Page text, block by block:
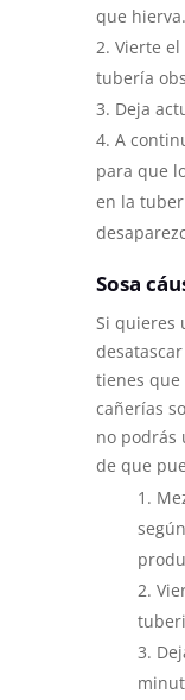
que hierva.
Vierte
tubería
Deja
A
para que
en la
Sosa
Si quieres
tienes
cañerías
no podrás
de que